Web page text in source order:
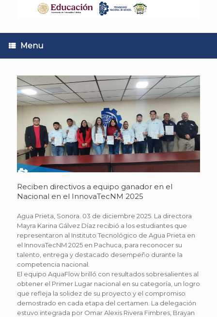
Menu
Reciben directivos a equipo ganador en el
Nacional en el InnovaTecNM 2025
Agua Prieta, Sonora. 03 de diciembre 2025. La directora
Mayra Karina Gálvez Díaz recibió a los estudiantes que
representaron al Instituto Tecnológico de Agua Prieta en
el InnovaTecNM 2025 en Pachuca, para reconocer su
talento, entrega y destacado desempeño durante la
competencia nacional.
El equipo AquaFlow brilló con resultados sobresalientes al
obtener el Primer Lugar nacional en su categoría, un logro
que refleja la solidez de su proyecto y el compromiso
demostrado en cada etapa del certamen. La delegación
estuvo integrada por Omar Alexis Rivera Fimbres, Brayan